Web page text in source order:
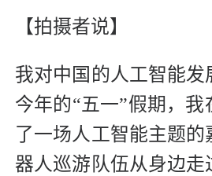
【拍摄者说】
我对中国的人工智能发
今年的“五一”假期，我
了一场人工智能主题
器人巡游队伍从身边走